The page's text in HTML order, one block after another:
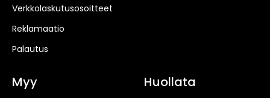
Verkkolaskutusosoitteet
Reklamaatio
Palautus
Myy Huollata